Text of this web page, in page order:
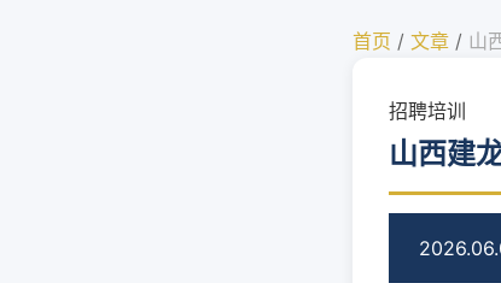
首页 / 文章 / 山
招聘培训
山西建